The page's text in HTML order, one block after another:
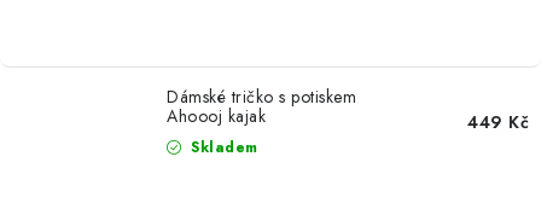
Dámské tričko s potiskem
Ahoooj kajak
Skladem
449 Kč